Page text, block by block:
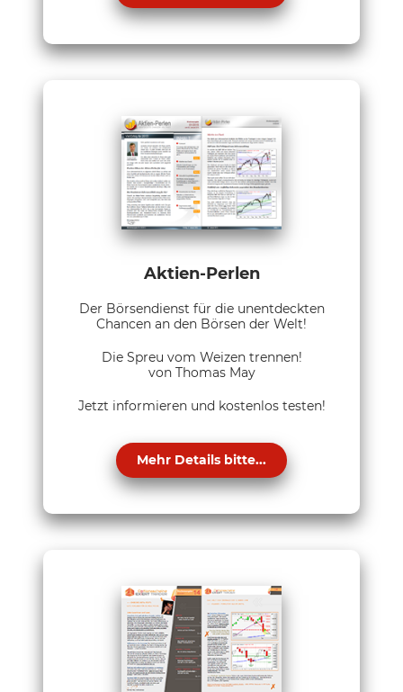
Aktien-Perlen
Der Börsendienst für die unentdeckten
Chancen an den Börsen der Welt!
Die Spreu vom Weizen trennen!
von Thomas May
Jetzt informieren und kostenlos testen!
Mehr Details bitte...